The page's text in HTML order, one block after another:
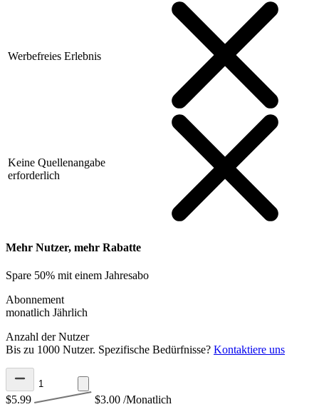
Werbefreies Erlebnis
Keine Quellenangabe
erforderlich
Mehr Nutzer, mehr Rabatte
Spare 50% mit einem Jahresabo
Abonnement
monatlich Jährlich
Anzahl der Nutzer
Bis zu 1000 Nutzer. Spezifische Bedürfnisse? Kontaktiere uns
$5.99 $3.00 /Monatlich